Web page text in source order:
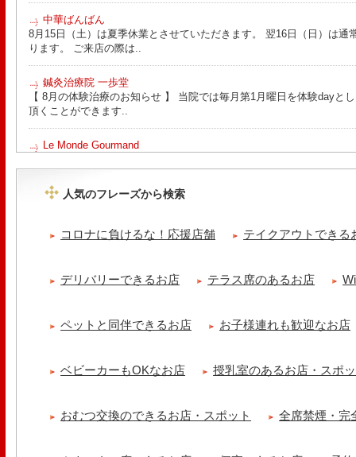
中華ばんばん
8月15日（土）は夏季休業とさせていただきます。 翌16日（日）は通
ります。 ご来店の際は..
鍼灸治療院 一歩堂
【 8月の体験治療のお知らせ 】 当院では毎月第1月曜日を体験dayと
頂くことができます..
Le Monde Gourmand
ッコラサラダをそえて)手..
【 平日限定ランチメニュー 】 ワンプレートランチ登場！！パスタや
京都九条ねぎ焼き専門店 ねぎ家 -時代家 旬-
だれ。とろりとした温泉卵..
【 よもぎ蒸しやリラクゼーション専門の顧問契約 】 冷え性改善協会
クゼーション店を専..
人気のフレーズから検索
コロナに負けるな！応援店舗 テイクアウトできる
デリバリーできるお店 テラス席のあるお店
ペットと同伴できるお店 お子様連れも歓迎なお店
ベビーカーもOKなお店 授乳室のあるお店・スポ
おむつ交換のできるお店・スポット 全席禁煙・完